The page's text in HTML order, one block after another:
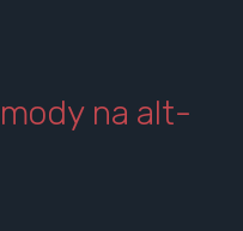
na alt-